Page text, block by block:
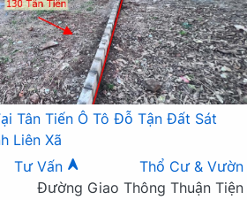
Tân Tiến Ô Tô Đỗ Tận Đất Sát
Liên Xã
Tư Vấn
Thổ Cư & Vườn
Đường Giao Thông Thuận Tiện